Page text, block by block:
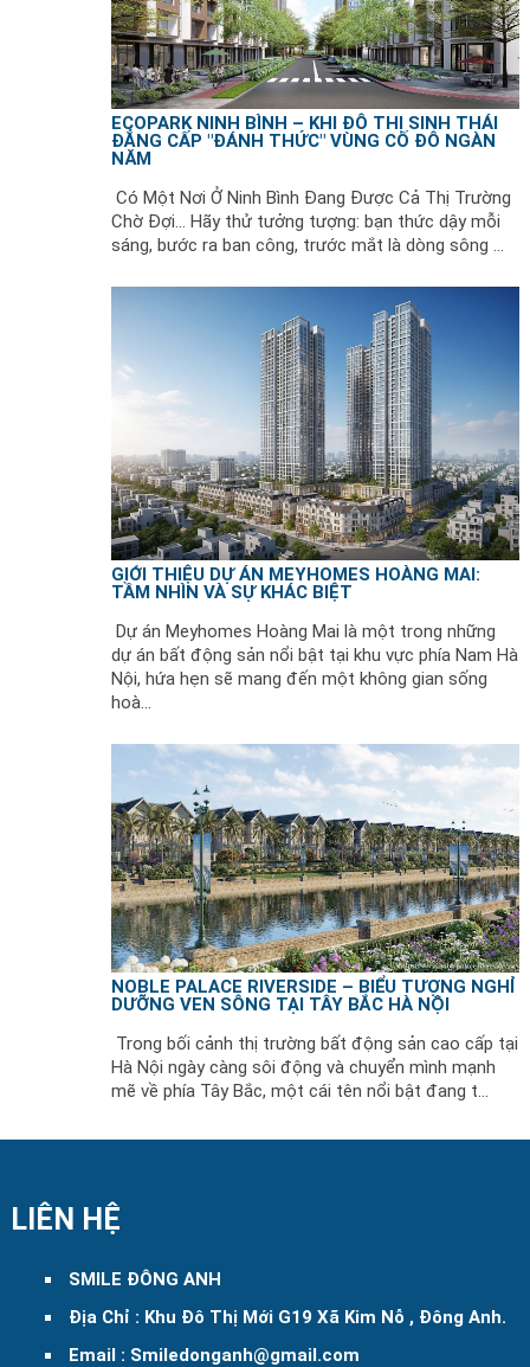
ECOPARK NINH BÌNH – KHI ĐÔ THỊ SINH THÁI
ĐẲNG CẤP "ĐÁNH THỨC" VÙNG CỐ ĐÔ NGÀN
NĂM
Có Một Nơi Ở Ninh Bình Đang Được Cả Thị Trường
Chờ Đợi... Hãy thử tưởng tượng: bạn thức dậy mỗi
sáng, bước ra ban công, trước mắt là dòng sông ...
GIỚI THIỆU DỰ ÁN MEYHOMES HOÀNG MAI:
TẦM NHÌN VÀ SỰ KHÁC BIỆT
Dự án Meyhomes Hoàng Mai là một trong những
dự án bất động sản nổi bật tại khu vực phía Nam Hà
Nội, hứa hẹn sẽ mang đến một không gian sống
hoà...
NOBLE PALACE RIVERSIDE – BIỂU TƯỢNG NGHỈ
DƯỠNG VEN SÔNG TẠI TÂY BẮC HÀ NỘI
Trong bối cảnh thị trường bất động sản cao cấp tại
Hà Nội ngày càng sôi động và chuyển mình mạnh
mẽ về phía Tây Bắc, một cái tên nổi bật đang t...
LIÊN HỆ
SMILE ĐÔNG ANH
Địa Chỉ : Khu Đô Thị Mới G19 Xã Kim Nỗ , Đông Anh.
Email : Smiledonganh@gmail.com